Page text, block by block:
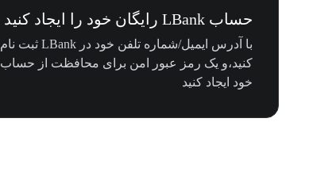
حساب LBank رایگان خود را ایجاد کنید
با آدرس ایمیل/شماره تلفن خود در LBank ثبت نام
کنید،و یک رمز عبور امن برای محافظت از حساب
خود ایجاد کنید